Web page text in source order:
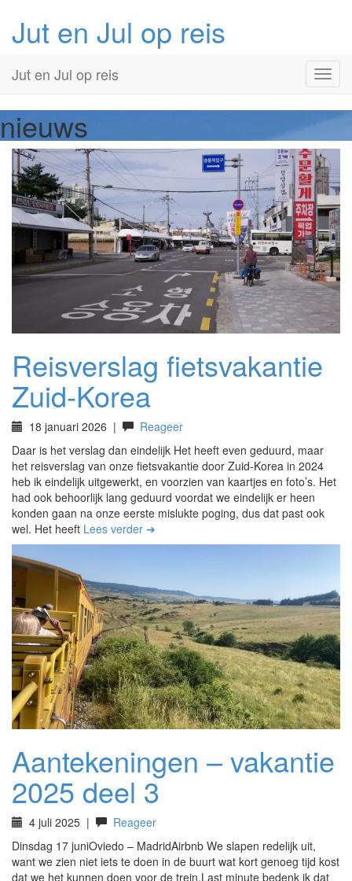
Jut en Jul op reis
Primary
Menu
content
Jut en Jul op reis
nieuws
Reisverslag fietsvakantie
Zuid-Korea
18 januari 2026 |
Reageer
Daar is het verslag dan eindelijk Het heeft even geduurd, maar
het reisverslag van onze fietsvakantie door Zuid-Korea in 2024
heb ik eindelijk uitgewerkt, en voorzien van kaartjes en foto’s. Het
had ook behoorlijk lang geduurd voordat we eindelijk er heen
konden gaan na onze eerste mislukte poging, dus dat past ook
wel. Het heeft Lees verder ➔
Aantekeningen – vakantie
2025 deel 3
4 juli 2025 |
Reageer
Dinsdag 17 juniOviedo – MadridAirbnb We slapen redelijk uit,
want we zien niet iets te doen in de buurt wat kort genoeg tijd kost
dat we het kunnen doen voor de trein.Last minute bedenk ik dat